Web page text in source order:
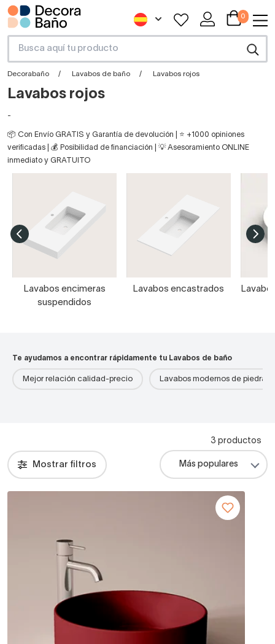
0
Decorabaño Lavabos de baño Lavabos rojos
Lavabos rojos
-
📦 Con Envío GRATIS y Garantía de devolución | ⭐ +1000 opiniones
verificadas | 💰 Posibilidad de financiación | 💡 Asesoramiento ONLINE
inmediato y GRATUITO
Lavabos encimeras
suspendidos
Lavabos encastrados
Te ayudamos a encontrar rápidamente tu Lavabos de baño
Mejor relación calidad-precio Lavabos modernos de piedra
Mostrar filtros
3 productos